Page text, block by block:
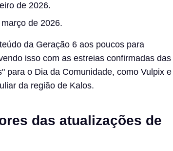
de 2026.
de 2026.
da Geração 6 aos poucos para
isso com as estreias confirmadas das
para o Dia da Comunidade, como Vulpix e
da região de Kalos.
das atualizações de